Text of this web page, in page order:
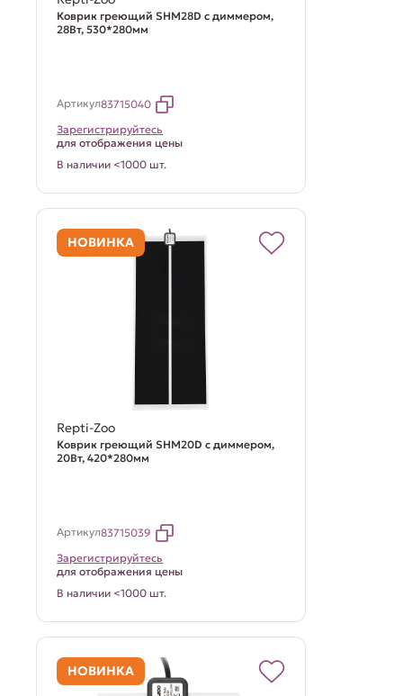
Коврик греющий SHM28D с диммером,
28Вт, 530*280мм
Артикул83715040
Зарегистрируйтесь
для отображения цены
В наличии <1000 шт.
НОВИНКА
Repti-Zoo
Коврик греющий SHM20D с диммером,
20Вт, 420*280мм
Артикул83715039
Зарегистрируйтесь
для отображения цены
В наличии <1000 шт.
НОВИНКА